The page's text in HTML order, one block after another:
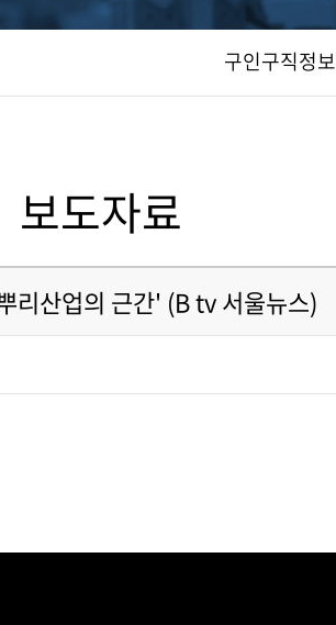
구인구직정보
보도자료
산업의 근간' (B tv 서울뉴스)